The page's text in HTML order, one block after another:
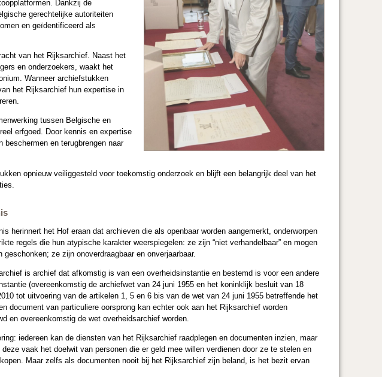
Dankzij de
gerechtelijke autoriteiten
en geïdentificeerd als
van het Rijksarchief. Naast het
en onderzoekers, waakt het
Wanneer archiefstukken
het Rijksarchief hun expertise in
tussen Belgische en
erfgoed. Door kennis en expertise
beschermen en terugbrengen naar
opnieuw veiliggesteld voor toekomstig onderzoek en blijft een belangrijk deel van het
herinnert het Hof eraan dat archieven die als openbaar worden aangemerkt, onderworpen
regels die hun atypische karakter weerspiegelen: ze zijn “niet verhandelbaar” en mogen
geschonken; ze zijn onoverdraagbaar en onverjaarbaar.
is archief dat afkomstig is van een overheidsinstantie en bestemd is voor een andere
(overeenkomstig de archiefwet van 24 juni 1955 en het koninklijk besluit van 18
tot uitvoering van de artikelen 1, 5 en 6 bis van de wet van 24 juni 1955 betreffende het
document van particuliere oorsprong kan echter ook aan het Rijksarchief worden
en overeenkomstig de wet overheidsarchief worden.
iedereen kan de diensten van het Rijksarchief raadplegen en documenten inzien, maar
deze vaak het doelwit van personen die er geld mee willen verdienen door ze te stelen en
Maar zelfs als documenten nooit bij het Rijksarchief zijn beland, is het bezit ervan